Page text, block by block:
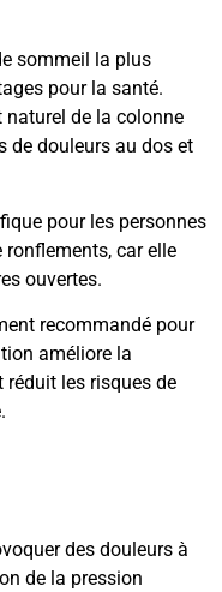
sommeil la plus
pour la santé.
de la colonne
de douleurs au dos et
pour les personnes
car elle
ouvertes.
recommandé pour
améliore la
les risques de
des douleurs à
de la pression